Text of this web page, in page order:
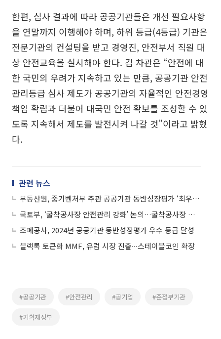
한편, 심사 결과에 따라 공공기관들은 개선 필요사항
을 연말까지 이행해야 하며, 하위 등급(4등급) 기관은
전문기관의 컨설팅을 받고 경영진, 안전부서 직원 대
상 안전교육을 실시해야 한다. 김 차관은 “안전에 대
한 국민의 우려가 지속하고 있는 만큼, 공공기관 안전
관리등급 심사 제도가 공공기관의 자율적인 안전경영
책임 확립과 더불어 대국민 안전 확보를 조성할 수 있
도록 지속해서 제도를 발전시켜 나갈 것”이라고 밝혔
다.
관련 뉴스
부동산원, 중기벤처부 주관 공공기관 동반성장평가 ‘최우수’ 달성
국토부, ‘굴착공사장 안전관리 강화’ 논의…굴착공사장 특별 점검 시행
조폐공사, 2024년 공공기관 동반성장평가 우수 등급 달성
블랙록 토큰화 MMF, 유럽 시장 진출∙∙∙스테이블코인 확장
#공공기관 #안전관리 #공기업 #준정부기관
#기획재정부